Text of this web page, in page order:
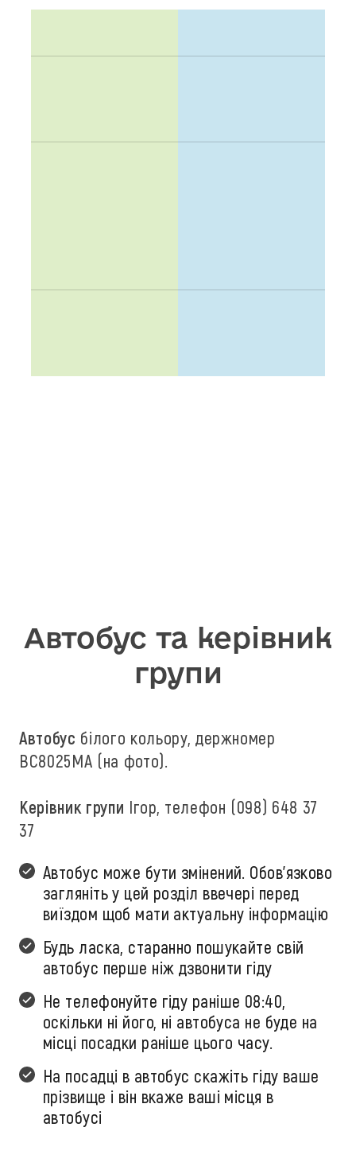
Автобус та керівник
групи
Автобус білого кольору, держномер
ВС8025МА (на фото).
Керівник групи Ігор, телефон (098) 648 37
37
Автобус може бути змінений. Обов'язково
загляніть у цей розділ ввечері перед
виїздом щоб мати актуальну інформацію
Будь ласка, старанно пошукайте свій
автобус перше ніж дзвонити гіду
Не телефонуйте гіду раніше 08:40,
оскільки ні його, ні автобуса не буде на
місці посадки раніше цього часу.
На посадці в автобус скажіть гіду ваше
прізвище і він вкаже ваші місця в
автобусі